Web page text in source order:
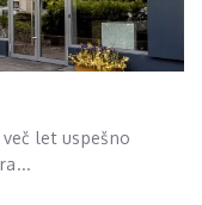
več let uspešno